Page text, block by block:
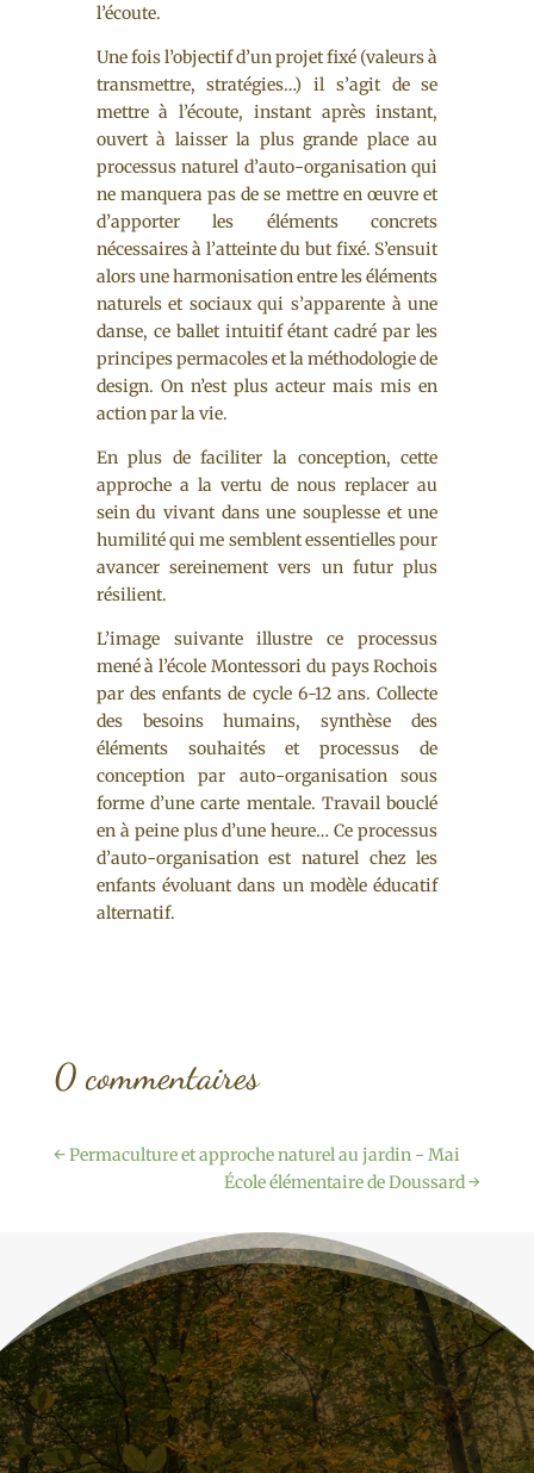
l’écoute.
Une fois l’objectif d’un projet fixé (valeurs à
transmettre, stratégies…) il s’agit de se
mettre à l’écoute, instant après instant,
ouvert à laisser la plus grande place au
processus naturel d’auto-organisation qui
ne manquera pas de se mettre en œuvre et
d’apporter les éléments concrets
nécessaires à l’atteinte du but fixé. S’ensuit
alors une harmonisation entre les éléments
naturels et sociaux qui s’apparente à une
danse, ce ballet intuitif étant cadré par les
principes permacoles et la méthodologie de
design. On n’est plus acteur mais mis en
action par la vie.
En plus de faciliter la conception, cette
approche a la vertu de nous replacer au
sein du vivant dans une souplesse et une
humilité qui me semblent essentielles pour
avancer sereinement vers un futur plus
résilient.
L’image suivante illustre ce processus
mené à l’école Montessori du pays Rochois
par des enfants de cycle 6-12 ans. Collecte
des besoins humains, synthèse des
éléments souhaités et processus de
conception par auto-organisation sous
forme d’une carte mentale. Travail bouclé
en à peine plus d’une heure… Ce processus
d’auto-organisation est naturel chez les
enfants évoluant dans un modèle éducatif
alternatif.
0 commentaires
←Permaculture et approche naturel au jardin - Mai
École élémentaire de Doussard→